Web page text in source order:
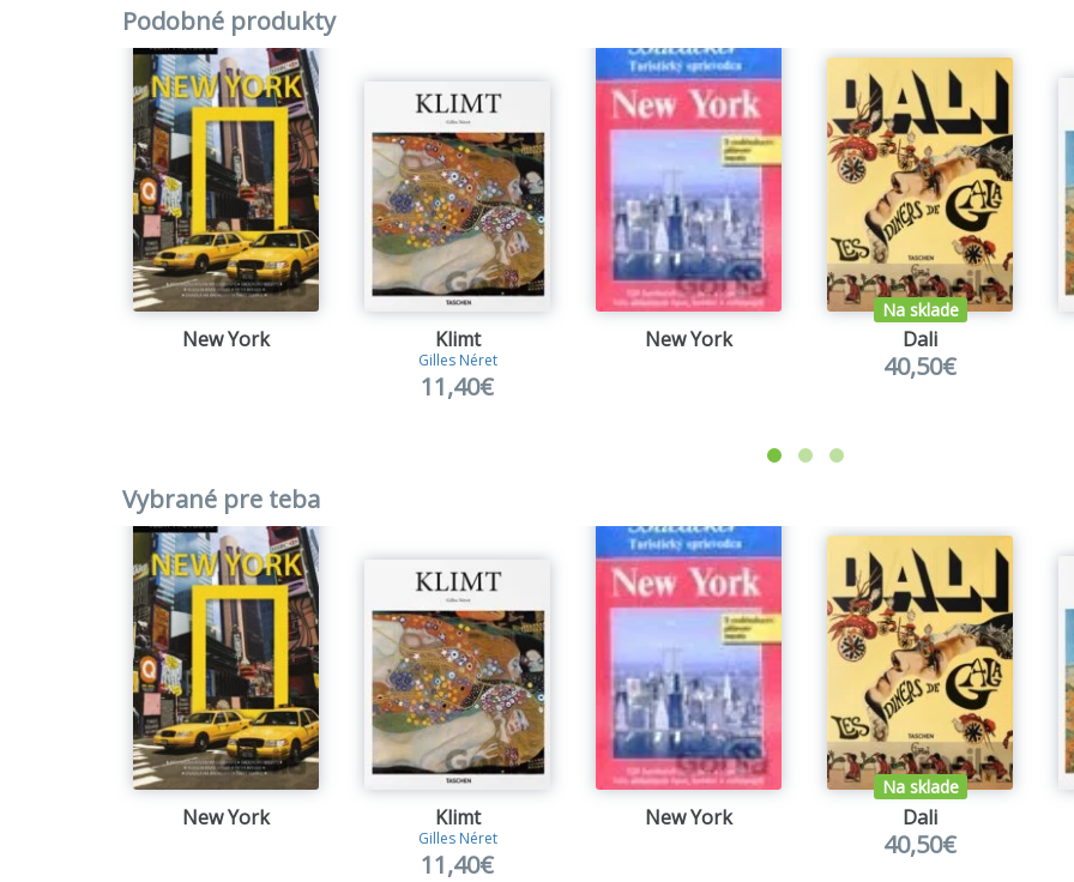
for jotting down appointments, birthdays, and special occasions.
ensure easy hanging and flipping, so you can enjoy Warhol's iconic
our vision at Galison has been to inspire people by bringing art
décor, stationery, puzzles, and games. Whether you're seeking
promise hours of enjoyment and a sense of accomplishment with
Podobné produkty
New York Klimt
Gilles Néret
11,40€
New York
Na sklade
Dali
40,50€
Vybrané pre teba
New York Klimt
Gilles Néret
11,40€
New York
Na sklade
Dali
40,50€